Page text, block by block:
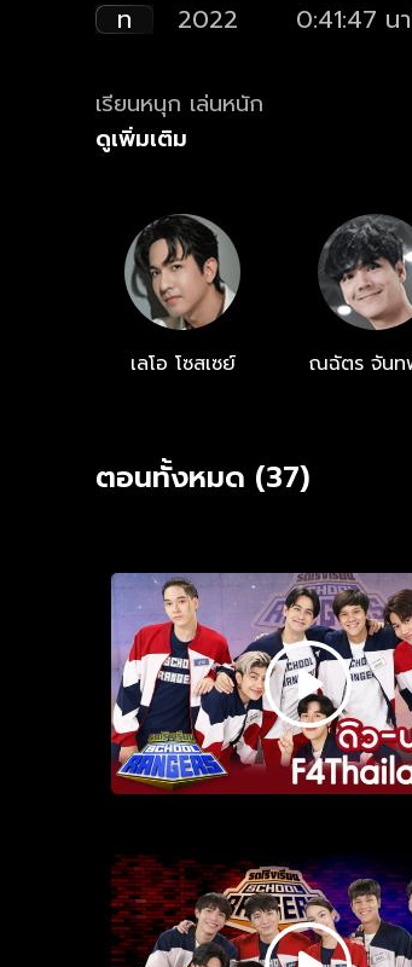
ท 2022 0:41:47 น
เรียนหนุก เล่นหนัก
ดูเพิ่มเติม
เลโอ โซสเซย์ ณฉัตร จันท
ตอนทั้งหมด (37)